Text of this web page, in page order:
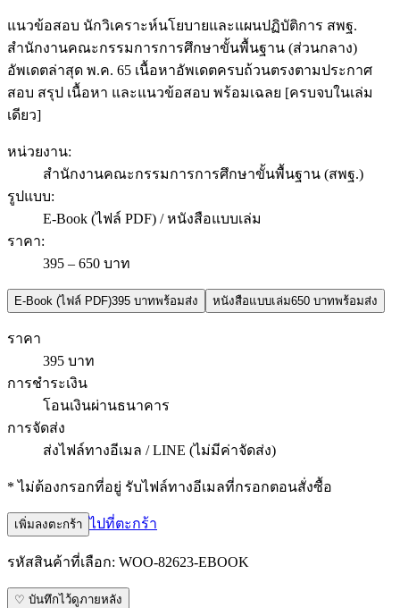
แนวข้อสอบ นักวิเคราะห์นโยบายและแผนปฏิบัติการ สพฐ.
สำนักงานคณะกรรมการการศึกษาขั้นพื้นฐาน (ส่วนกลาง)
อัพเดตล่าสุด พ.ค. 65 เนื้อหาอัพเดตครบถ้วนตรงตามประกาศ
สอบ สรุป เนื้อหา และแนวข้อสอบ พร้อมเฉลย [ครบจบในเล่ม
เดียว]
หน่วยงาน:
สำนักงานคณะกรรมการการศึกษาขั้นพื้นฐาน (สพฐ.)
รูปแบบ:
E-Book (ไฟล์ PDF) / หนังสือแบบเล่ม
ราคา:
395 – 650 บาท
E-Book (ไฟล์ PDF)395 บาทพร้อมส่ง หนังสือแบบเล่ม650 บาทพร้อมส่ง
ราคา
395 บาท
การชำระเงิน
โอนเงินผ่านธนาคาร
การจัดส่ง
ส่งไฟล์ทางอีเมล / LINE (ไม่มีค่าจัดส่ง)
* ไม่ต้องกรอกที่อยู่ รับไฟล์ทางอีเมลที่กรอกตอนสั่งซื้อ
เพิ่มลงตะกร้า ไปที่ตะกร้า
รหัสสินค้าที่เลือก: WOO-82623-EBOOK
♡ บันทึกไว้ดูภายหลัง